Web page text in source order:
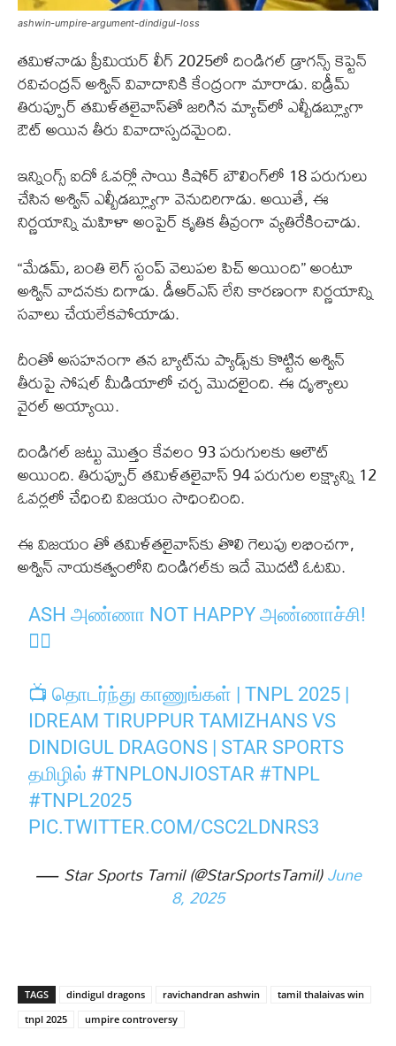
ashwin-umpire-argument-dindigul-loss
తమిళనాడు ప్రీమియర్ లీగ్ 2025లో దిండిగల్ డ్రాగన్స్ కెప్టెన్
రవిచంద్రన్ అశ్విన్ వివాదానికి కేంద్రంగా మారాడు. ఐడ్రీమ్
తిరుప్పూర్ తమిళ్‌తలైవాస్‌తో జరిగిన మ్యాచ్‌లో ఎల్బీడబ్ల్యూగా
ఔట్ అయిన తీరు వివాదాస్పదమైంది.
ఇన్నింగ్స్ ఐదో ఓవర్లో సాయి కిషోర్ బౌలింగ్‌లో 18 పరుగులు
చేసిన అశ్విన్ ఎల్బీడబ్ల్యూగా వెనుదిరిగాడు. అయితే, ఈ
నిర్ణయాన్ని మహిళా అంపైర్ కృతిక తీవ్రంగా వ్యతిరేకించాడు.
“మేడమ్, బంతి లెగ్ స్టంప్ వెలుపల పిచ్ అయింది” అంటూ
అశ్విన్ వాదనకు దిగాడు. డీఆర్‌ఎస్ లేని కారణంగా నిర్ణయాన్ని
సవాలు చేయలేకపోయాడు.
దీంతో అసహనంగా తన బ్యాట్‌ను ప్యాడ్స్‌కు కొట్టిన అశ్విన్
తీరుపై సోషల్ మీడియాలో చర్చ మొదలైంది. ఈ దృశ్యాలు
వైరల్ అయ్యాయి.
దిండిగల్ జట్టు మొత్తం కేవలం 93 పరుగులకు ఆలౌట్
అయింది. తిరుప్పూర్ తమిళ్‌తలైవాస్ 94 పరుగుల లక్ష్యాన్ని 12
ఓవర్లలో చేధించి విజయం సాధించింది.
ఈ విజయం తో తమిళ్‌తలైవాస్‌కు తొలి గెలుపు లభించగా,
అశ్విన్ నాయకత్వంలోని దిండిగల్‌కు ఇదే మొదటి ఓటమి.
ASH அண்ணா NOT HAPPY அண்ணாச்சி!
😶‍🌫
📺 தொடர்ந்து காணுங்கள் | TNPL 2025 |
IDREAM TIRUPPUR TAMIZHANS VS
DINDIGUL DRAGONS | STAR SPORTS
தமிழில் #TNPLONJIOSTAR #TNPL
#TNPL2025
PIC.TWITTER.COM/CSC2LDNRS3
— Star Sports Tamil (@StarSportsTamil)June
8, 2025
TAGS dindigul dragons ravichandran ashwin
tamil thalaivas win
tnpl 2025
umpire controversy